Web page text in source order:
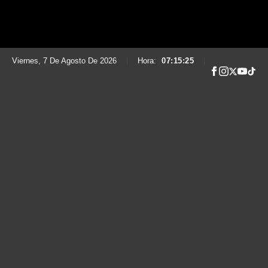
Viernes, 7 De Agosto De 2026 Hora: 07:15:26